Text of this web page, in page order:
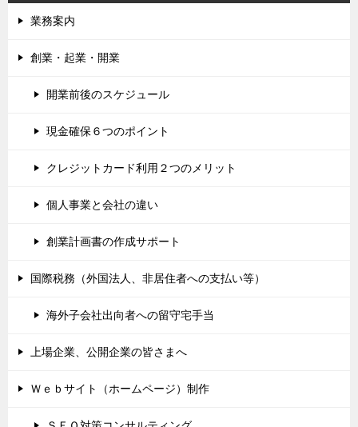
業務案内
創業・起業・開業
開業前後のスケジュール
現金確保６つのポイント
クレジットカード利用２つのメリット
個人事業と会社の違い
創業計画書の作成サポート
国際税務（外国法人、非居住者への支払い等）
海外子会社出向者への留守宅手当
上場企業、公開企業の皆さまへ
Ｗｅｂサイト（ホームページ）制作